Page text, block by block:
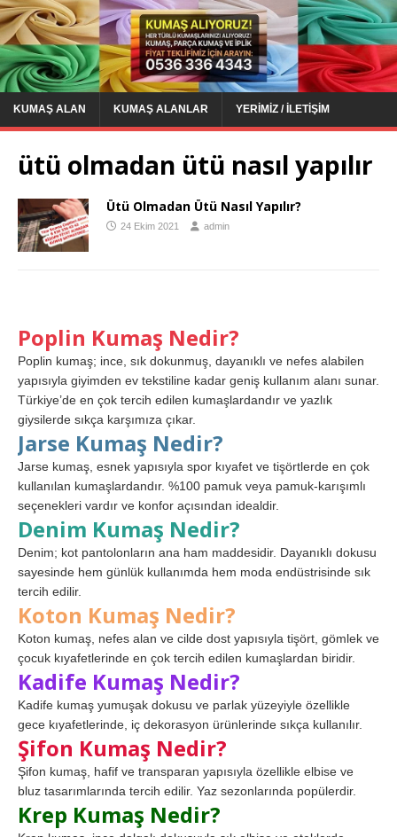
KUMAŞ ALAN KUMAŞ ALANLAR YERIMIZ / İLETIŞIM
ütü olmadan ütü nasıl yapılır
Ütü Olmadan Ütü Nasıl Yapılır?
24 Ekim 2021 admin
Poplin Kumaş Nedir?
Poplin kumaş; ince, sık dokunmuş, dayanıklı ve nefes alabilen
yapısıyla giyimden ev tekstiline kadar geniş kullanım alanı sunar.
Türkiye’de en çok tercih edilen kumaşlardandır ve yazlık
giysilerde sıkça karşımıza çıkar.
Jarse Kumaş Nedir?
Jarse kumaş, esnek yapısıyla spor kıyafet ve tişörtlerde en çok
kullanılan kumaşlardandır. %100 pamuk veya pamuk-karışımlı
seçenekleri vardır ve konfor açısından idealdir.
Denim Kumaş Nedir?
Denim; kot pantolonların ana ham maddesidir. Dayanıklı dokusu
sayesinde hem günlük kullanımda hem moda endüstrisinde sık
tercih edilir.
Koton Kumaş Nedir?
Koton kumaş, nefes alan ve cilde dost yapısıyla tişört, gömlek ve
çocuk kıyafetlerinde en çok tercih edilen kumaşlardan biridir.
Kadife Kumaş Nedir?
Kadife kumaş yumuşak dokusu ve parlak yüzeyiyle özellikle
gece kıyafetlerinde, iç dekorasyon ürünlerinde sıkça kullanılır.
Şifon Kumaş Nedir?
Şifon kumaş, hafif ve transparan yapısıyla özellikle elbise ve
bluz tasarımlarında tercih edilir. Yaz sezonlarında popülerdir.
Krep Kumaş Nedir?